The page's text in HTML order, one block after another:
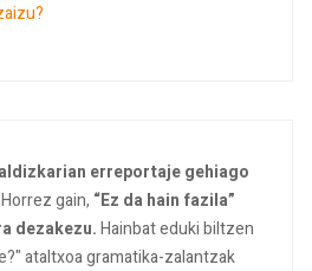
erreportaje gehiago
Horrez gain, “Ez da hain fazila”
dezakezu.Hainbat eduki biltzen
ataltxoa gramatika-zalantzak